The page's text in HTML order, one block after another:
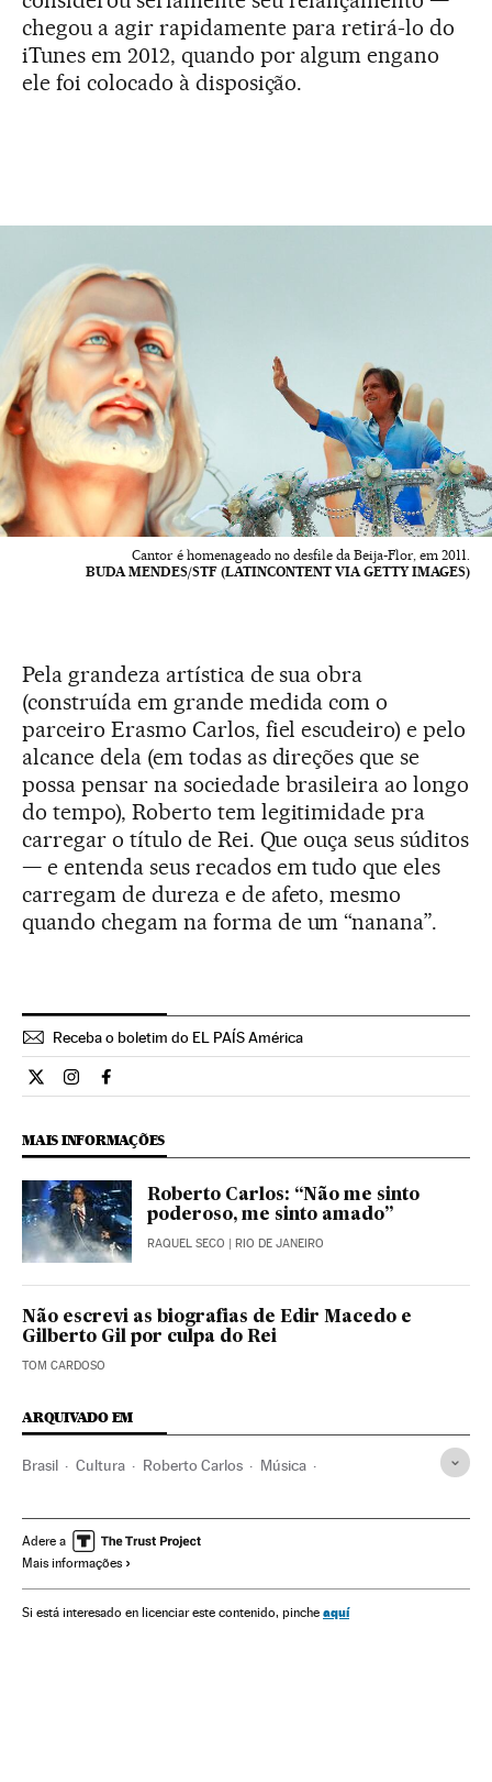
chegou a agir rapidamente para retirá-lo do
iTunes em 2012, quando por algum engano
ele foi colocado à disposição.
Cantor é homenageado no desfile da Beija-Flor, em 2011.
BUDA MENDES/STF (LATINCONTENT VIA GETTY IMAGES)
Pela grandeza artística de sua obra
(construída em grande medida com o
parceiro Erasmo Carlos, fiel escudeiro) e pelo
alcance dela (em todas as direções que se
possa pensar na sociedade brasileira ao longo
do tempo), Roberto tem legitimidade pra
carregar o título de Rei. Que ouça seus súditos
— e entenda seus recados em tudo que eles
carregam de dureza e de afeto, mesmo
quando chegam na forma de um “nanana”.
Receba o boletim do EL PAÍS América
Cultura El País Brasil en Twitter
Cultura El País Brasil en Instagram
Cultura El País Brasil en Facebook
MAIS INFORMAÇÕES
Roberto Carlos: “Não me sinto
poderoso, me sinto amado”
RAQUEL SECO | RIO DE JANEIRO
Não escrevi as biografias de Edir Macedo e
Gilberto Gil por culpa do Rei
TOM CARDOSO
ARQUIVADO EM
Brasil Cultura Roberto Carlos Música
Jesús de Nazaret Religión
Adere a
Mais informações
Si está interesado en licenciar este contenido, pinche aquí